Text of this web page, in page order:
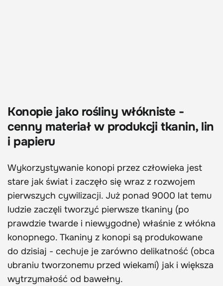
Konopie jako rośliny włókniste -
cenny materiał w produkcji tkanin, lin
i papieru
Wykorzystywanie konopi przez człowieka jest
stare jak świat i zaczęło się wraz z rozwojem
pierwszych cywilizacji. Już ponad 9000 lat temu
ludzie zaczęli tworzyć pierwsze tkaniny (po
prawdzie twarde i niewygodne) właśnie z włókna
konopnego. Tkaniny z konopi są produkowane
do dzisiaj - cechuje je zarówno delikatność (obca
ubraniu tworzonemu przed wiekami) jak i większa
wytrzymałość od bawełny.